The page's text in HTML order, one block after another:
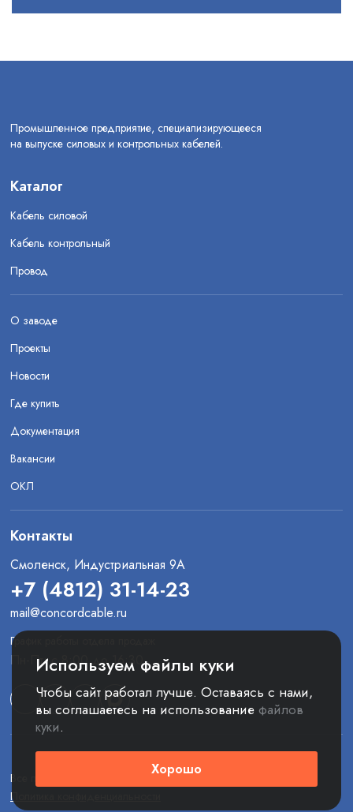
Промышленное предприятие, специализирующееся
на выпуске силовых и контрольных кабелей.
Каталог
Кабель силовой
Кабель контрольный
Провод
О заводе
Проекты
Новости
Где купить
Документация
Вакансии
ОКЛ
Контакты
Смоленск, Индустриальная 9А
+7 (4812) 31-14-23
mail@concordcable.ru
График работы отдела продаж
Пн-Пт: с 8:00 до 16:30
Все права защищены. © 2025 ООО «Конкорд»
Политика конфиденциальности
Используем файлы куки
Чтобы сайт работал лучше. Оставаясь с нами,
вы соглашаетесь на использование файлов
куки.
Хорошо